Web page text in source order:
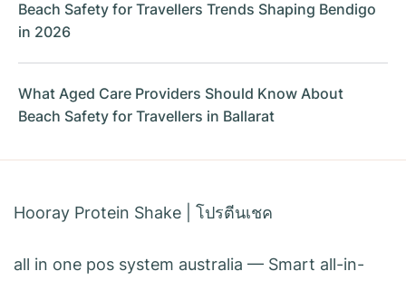
Beach Safety for Travellers Trends Shaping Bendigo
in 2026
What Aged Care Providers Should Know About
Beach Safety for Travellers in Ballarat
Hooray Protein Shake โปรตีนเชค
all in one pos system australia — Smart all-in-